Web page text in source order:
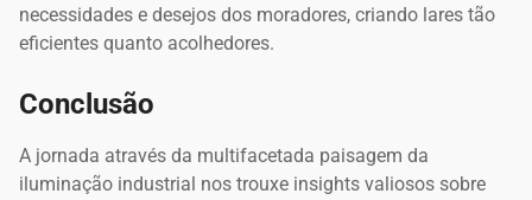
necessidades e desejos dos moradores, criando lares tão
eficientes quanto acolhedores.
Conclusão
A jornada através da multifacetada paisagem da
iluminação industrial nos trouxe insights valiosos sobre